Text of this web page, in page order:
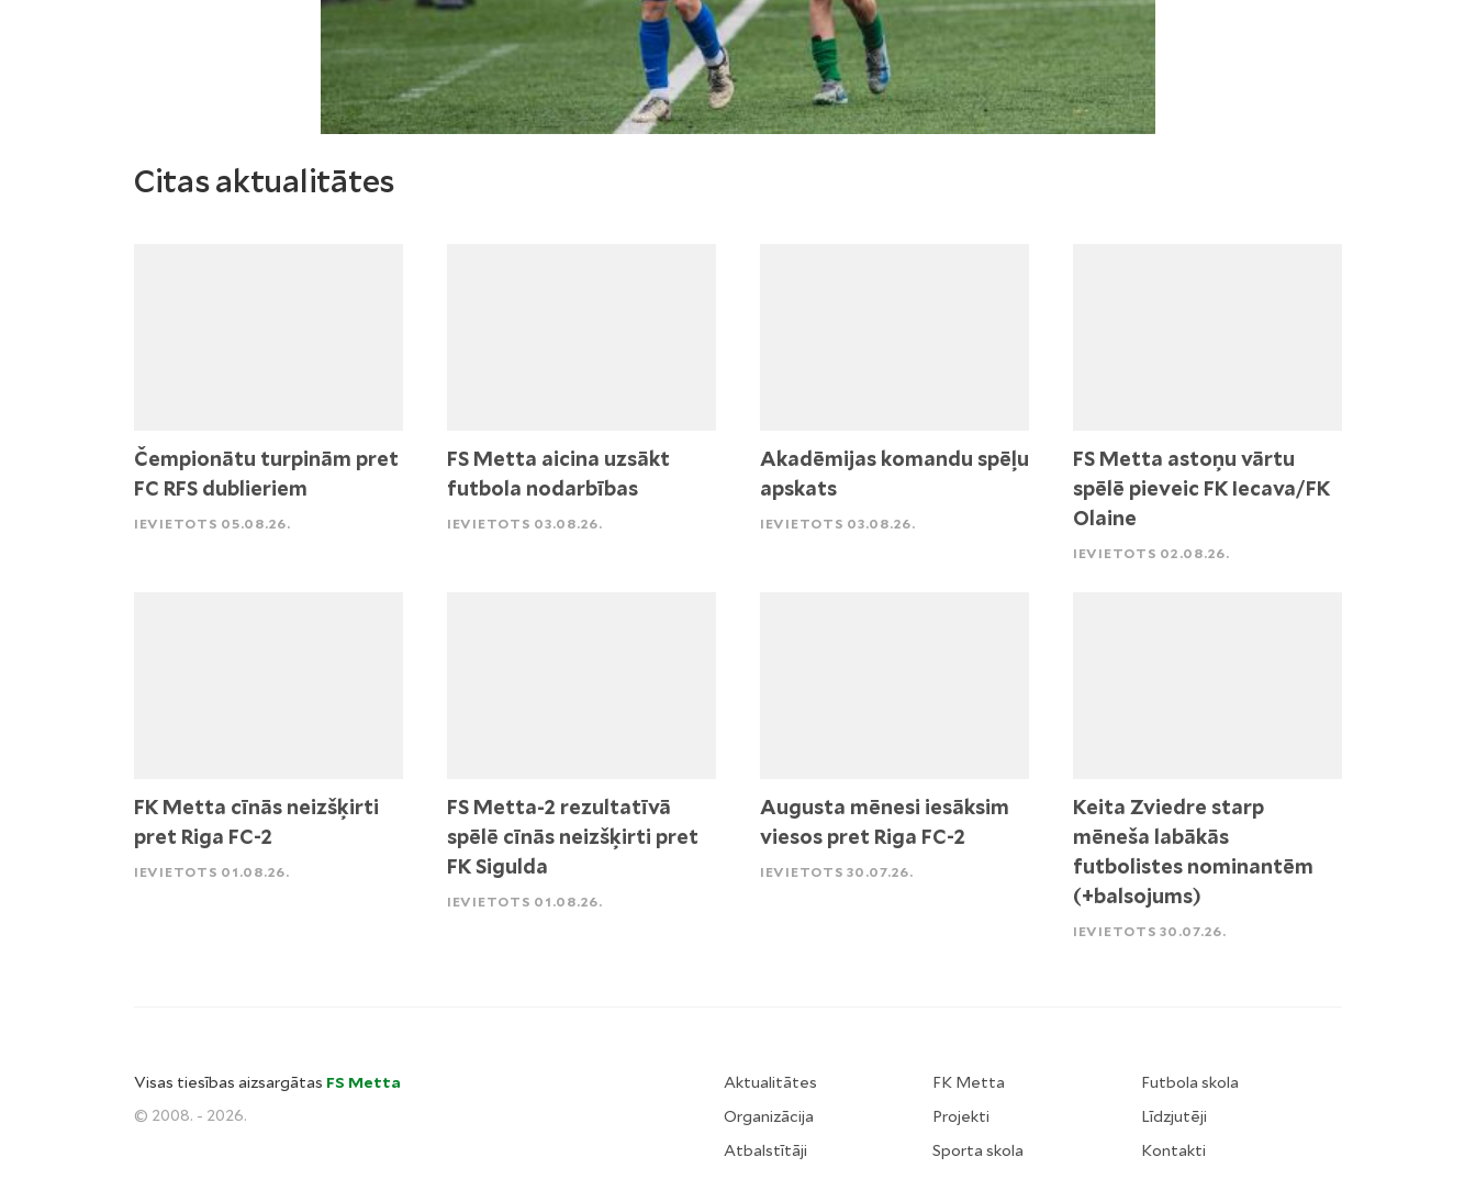
Citas aktualitātes
Čempionātu turpinām pret
FC RFS dublieriem
IEVIETOTS 05.08.26.
FS Metta aicina uzsākt
futbola nodarbības
IEVIETOTS 03.08.26.
Akadēmijas komandu spēļu
apskats
IEVIETOTS 03.08.26.
FS Metta astoņu vārtu
spēlē pieveic FK Iecava/FK
Olaine
IEVIETOTS 02.08.26.
FK Metta cīnās neizšķirti
pret Riga FC-2
IEVIETOTS 01.08.26.
FS Metta-2 rezultatīvā
spēlē cīnās neizšķirti pret
FK Sigulda
IEVIETOTS 01.08.26.
Augusta mēnesi iesāksim
viesos pret Riga FC-2
IEVIETOTS 30.07.26.
Keita Zviedre starp
mēneša labākās
futbolistes nominantēm
(+balsojums)
IEVIETOTS 30.07.26.
Visas tiesības aizsargātas FS Metta
© 2008. - 2026.
Aktualitātes
Organizācija
Atbalstītāji
FK Metta
Projekti
Sporta skola
Futbola skola
Līdzjutēji
Kontakti